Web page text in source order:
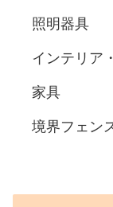
照明器具
インテリア
家具
境界フェン